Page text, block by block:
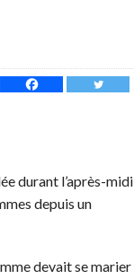
durant l’après-midi
depuis un
devait se marier